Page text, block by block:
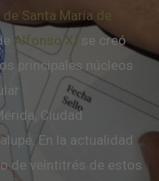
Santa María de
Alfonso XI se creó
principales núcleos
Ciudad
En la actualidad
de veintitrés de estos